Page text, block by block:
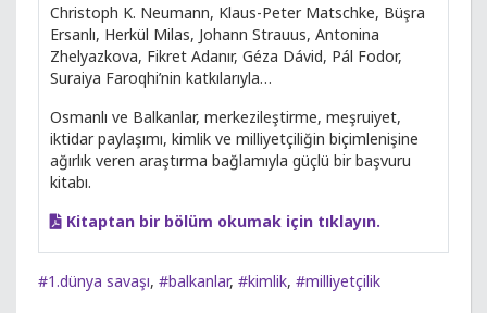
Christoph K. Neumann, Klaus-Peter Matschke, Büşra
Ersanlı, Herkül Milas, Johann Strauus, Antonina
Zhelyazkova, Fikret Adanır, Géza Dávid, Pál Fodor,
Suraiya Faroqhi’nin katkılarıyla…
Osmanlı ve Balkanlar, merkezileştirme, meşruiyet,
iktidar paylaşımı, kimlik ve milliyetçiliğin biçimlenişine
ağırlık veren araştırma bağlamıyla güçlü bir başvuru
kitabı.
Kitaptan bir bölüm okumak için tıklayın.
#1.dünya savaşı, #balkanlar, #kimlik, #milliyetçilik